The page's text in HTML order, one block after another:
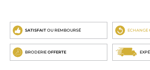
SATISFAIT OU REMBOURSÉ ECHANGE
BRODERIE OFFERTE